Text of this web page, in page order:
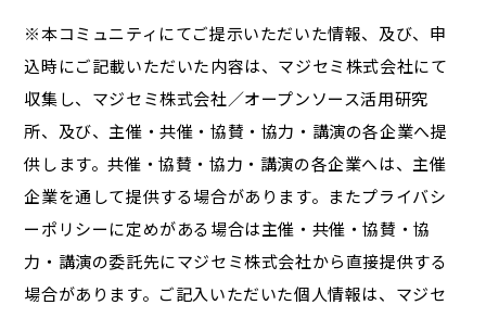
※本コミュニティにてご提示いただいた情報、及び、申
込時にご記載いただいた内容は、マジセミ株式会社にて
収集し、マジセミ株式会社／オープンソース活用研究
所、及び、主催・共催・協賛・協力・講演の各企業へ提
供します。共催・協賛・協力・講演の各企業へは、主催
企業を通して提供する場合があります。またプライバシ
ーポリシーに定めがある場合は主催・共催・協賛・協
力・講演の委託先にマジセミ株式会社から直接提供する
場合があります。ご記入いただいた個人情報は、マジセ